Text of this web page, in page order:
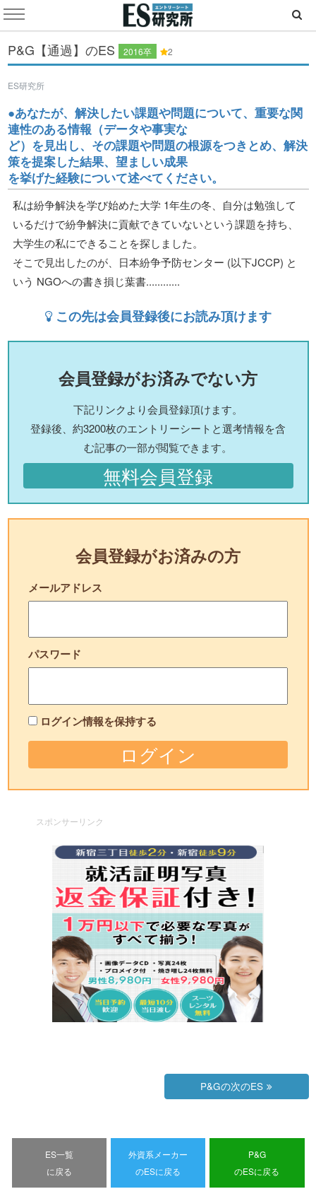
P&G【通過】のES 2016卒 2
ES研究所
●あなたが、解決したい課題や問題について、重要な関
連性のある情報（データや事実な
ど）を見出し、その課題や問題の根源をつきとめ、解決
策を提案した結果、望ましい成果
を挙げた経験について述べてください。
私は紛争解決を学び始めた大学 1年生の冬、自分は勉強して
いるだけで紛争解決に貢献できていないという課題を持ち、
大学生の私にできることを探しました。
そこで見出したのが、日本紛争予防センター (以下JCCP) と
いう NGOへの書き損じ葉書............
この先は会員登録後にお読み頂けます
会員登録がお済みでない方
下記リンクより会員登録頂けます。
登録後、約3200枚のエントリーシートと選考情報を含
む記事の一部が閲覧できます。
無料会員登録
会員登録がお済みの方
メールアドレス
パスワード
ログイン情報を保持する
スポンサーリンク
P&Gの次のES
ES一覧
に戻る
外資系メーカー
のESに戻る
P&G
のESに戻る